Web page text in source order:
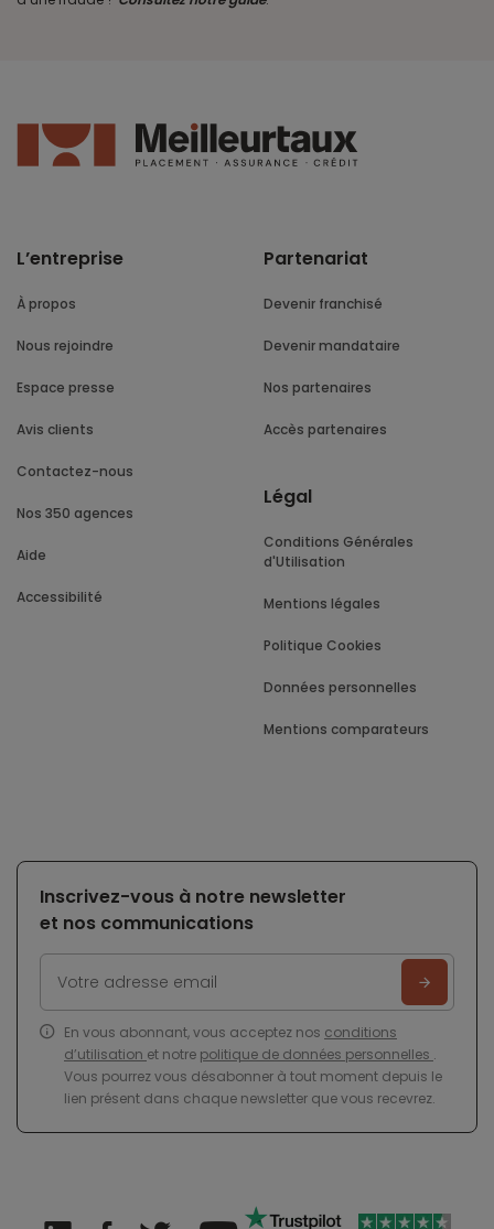
L’entreprise
À propos
Nous rejoindre
Espace presse
Avis clients
Contactez-nous
Nos 350 agences
Aide
Accessibilité
Partenariat
Devenir franchisé
Devenir mandataire
Nos partenaires
Accès partenaires
Légal
Conditions Générales
d'Utilisation
Mentions légales
Politique Cookies
Données personnelles
Mentions comparateurs
Inscrivez-vous à notre newsletter
et nos communications
En vous abonnant, vous acceptez nos conditions
d’utilisation et notre politique de données personnelles .
Vous pourrez vous désabonner à tout moment depuis le
lien présent dans chaque newsletter que vous recevrez.